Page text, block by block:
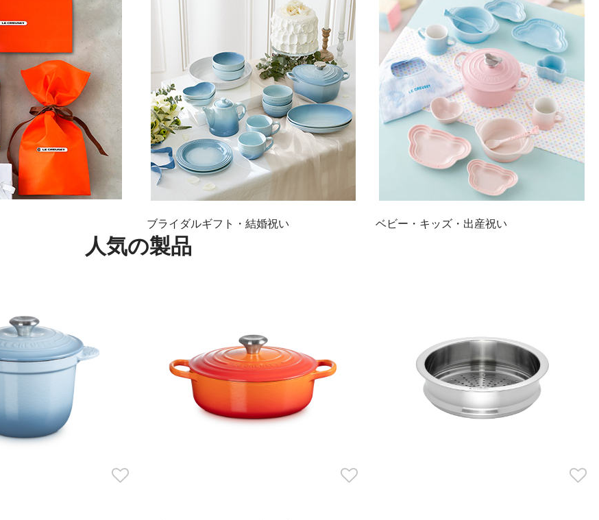
ブライダルギフト・結婚祝い ベビー・キッズ・出産祝い
人気の製品